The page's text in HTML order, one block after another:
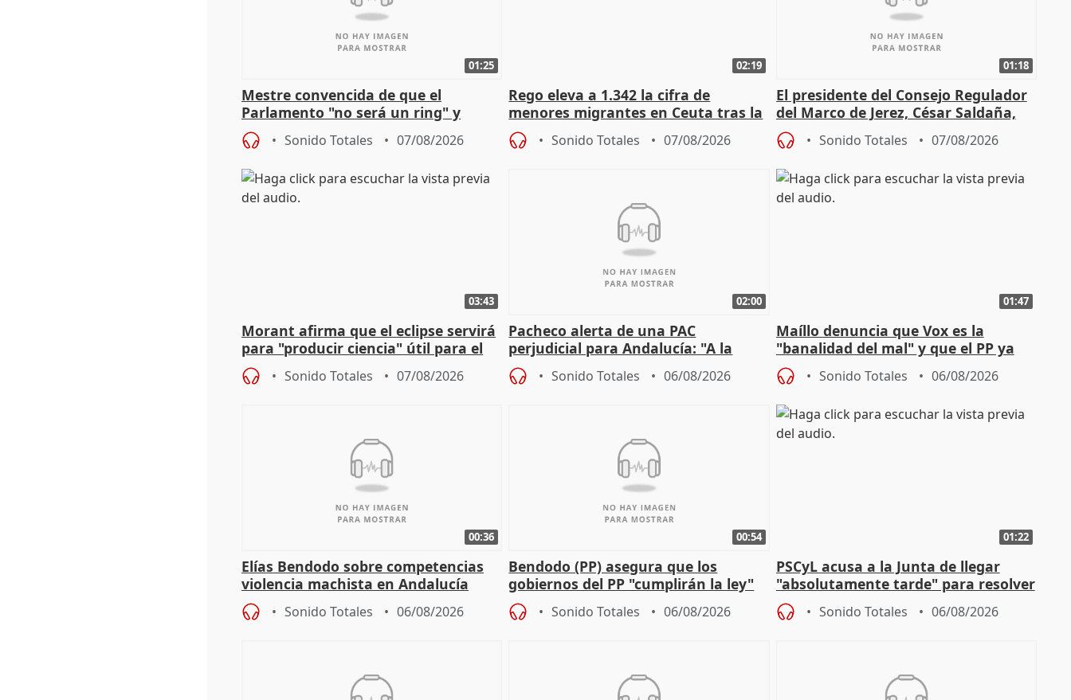
01:25
Mestre convencida de que el
Parlamento "no será un ring" y
defiende "estabilidad" del pacto con
Vox
Sonido Totales 07/08/2026
02:19
Rego eleva a 1.342 la cifra de
menores migrantes en Ceuta tras la
entrada masiva
Sonido Totales 07/08/2026
01:18
El presidente del Consejo Regulador
del Marco de Jerez, César Saldaña,
sobre exportaciones
Sonido Totales 07/08/2026
03:43
Morant afirma que el eclipse servirá
para "producir ciencia" útil para el
resto del mundo
Sonido Totales 07/08/2026
02:00
Pacheco alerta de una PAC
perjudicial para Andalucía: "A la
agricultura hay que protegerla"
Sonido Totales 06/08/2026
01:47
Maíllo denuncia que Vox es la
"banalidad del mal" y que el PP ya
asume todas sus tesis
Sonido Totales 06/08/2026
00:36
Elías Bendodo sobre competencias
violencia machista en Andalucía
Sonido Totales 06/08/2026
00:54
Bendodo (PP) asegura que los
gobiernos del PP "cumplirán la ley"
sobre los menores migrantes
Sonido Totales 06/08/2026
01:22
PSCyL acusa a la Junta de llegar
"absolutamente tarde" para resolver
problemas como Newcastle
Sonido Totales 06/08/2026